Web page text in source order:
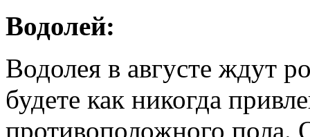
Водолей:
Водолея в августе ждут
будете как никогда
противоположного пола.